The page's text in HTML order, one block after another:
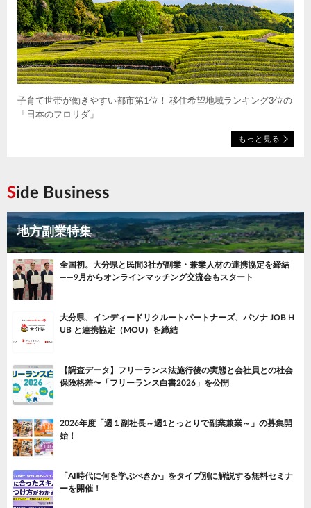
子育て世帯が働きやすい都市第1位！ 移住希望地域ランキング3位の
「日本のフロリダ」
もっと見る
Side Business
地方副業特集
全国初。大分県と民間3社が副業・兼業人材の連携協定を締結
——9月からオンラインマッチング交流会もスタート
大分県、インディードリクルートパートナーズ、パソナ JOB H
UB と連携協定（MOU）を締結
【調査データ】フリーランス法施行後の実態と会社員との社会
保険格差〜「フリーランス白書2026」を公開
2026年度「週１副社長～週1とっとりで副業兼業～」の募集開
始！
「AI時代に何を学ぶべきか」をタイプ別に解説する無料セミナ
ーを開催！